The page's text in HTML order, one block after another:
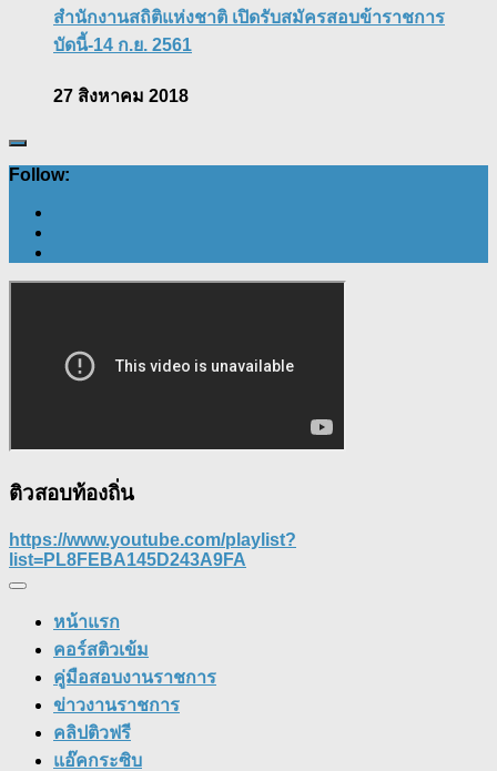
สำนักงานสถิติแห่งชาติ เปิดรับสมัครสอบข้าราชการ
บัดนี้-14 ก.ย. 2561
27 สิงหาคม 2018
Follow:
ติวสอบท้องถิ่น
https://www.youtube.com/playlist?
list=PL8FEBA145D243A9FA
หน้าแรก
คอร์สติวเข้ม
คู่มือสอบงานราชการ
ข่าวงานราชการ
คลิปติวฟรี
แอ๊คกระซิบ